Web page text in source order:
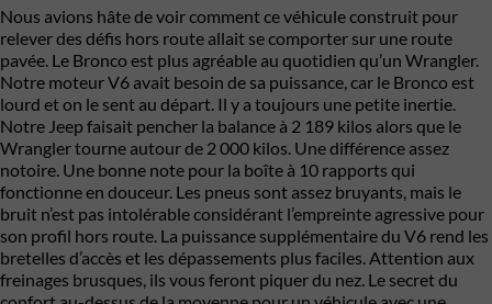
Nous avions hâte de voir comment ce véhicule construit pour
relever des défis hors route allait se comporter sur une route
pavée. Le Bronco est plus agréable au quotidien qu’un Wrangler.
Notre moteur V6 avait besoin de sa puissance, car le Bronco est
lourd et on le sent au départ. Il y a toujours une petite inertie.
Notre Jeep faisait pencher la balance à 2 189 kilos alors que le
Wrangler tourne autour de 2 000 kilos. Une différence assez
notoire. Une bonne note pour la boîte à 10 rapports qui
fonctionne en douceur. Les pneus sont assez bruyants, mais le
bruit n’est pas intolérable considérant l’empreinte agressive pour
son profil hors route. La puissance supplémentaire du V6 rend les
bretelles d’accès et les dépassements plus faciles. Attention aux
freinages brusques, ils vous feront piquer du nez. Le secret du